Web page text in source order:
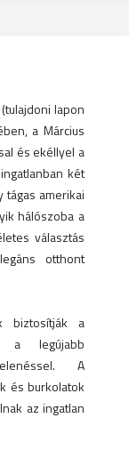
lapon
a Március
és ekéllyel a
két
tágas amerikai
hálószoba a
választás
otthont
biztosítják a
a legújabb
A
és burkolatok
az ingatlan